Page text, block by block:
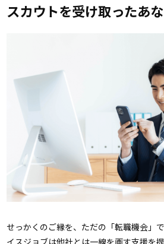
スカウトを受け取ったあ
せっかくのご縁を、ただの「転職機会」
イスジョブは他社とは一線を画す支援を提